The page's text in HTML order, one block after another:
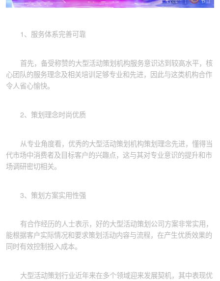
1、服务体系完善可靠
首先，备受称赞的大型活动策划机构服务意识达到较高水平，核
心团队的服务理念及相关培训足够专业和先进，因此与这类机构合作
令人省心愉快。
2、策划理念时尚优质
从专业角度看，优秀的大型活动策划机构策划理念先进，懂得当
代市场中消费者及目标客户的兴趣点，这与其对专业意识的提升和市
场调研密切相关。
3、策划方案实用性强
有合作经历的人士表示，好的大型活动策划公司方案非常实用，
能根据客户实际情况和要求策划活动内容与流程，在产生优质效果的
同时有效控制投入成本。
大型活动策划行业近年来在多个领域迎来发展契机，其中表现优